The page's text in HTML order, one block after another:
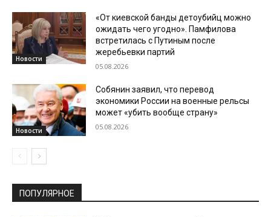
Новости
«От киевской банды детоубийц можно
ожидать чего угодно». Памфилова
встретилась с Путиным после
жеребьевки партий
05.08.2026
Новости
Собянин заявил, что перевод
экономики России на военные рельсы
может «убить вообще страну»
05.08.2026
ПОПУЛЯРНОЕ